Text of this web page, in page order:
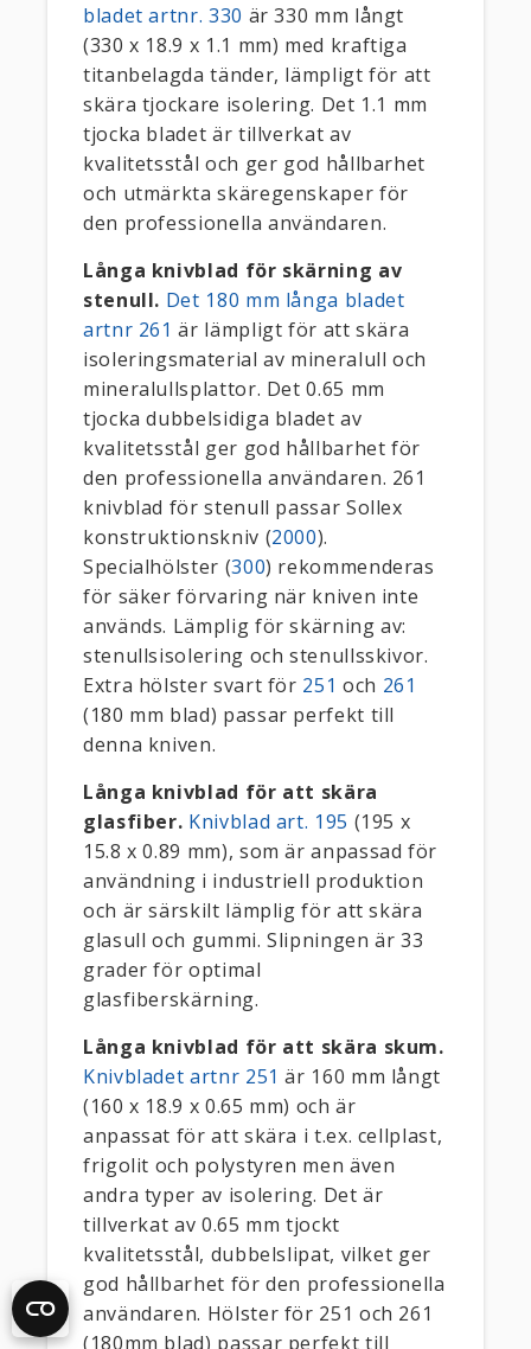
bladet artnr. 330 är 330 mm långt
(330 x 18.9 x 1.1 mm) med kraftiga
titanbelagda tänder, lämpligt för att
skära tjockare isolering. Det 1.1 mm
tjocka bladet är tillverkat av
kvalitetsstål och ger god hållbarhet
och utmärkta skäregenskaper för
den professionella användaren.
Långa knivblad för skärning av
stenull. Det 180 mm långa bladet
artnr 261 är lämpligt för att skära
isoleringsmaterial av mineralull och
mineralullsplattor. Det 0.65 mm
tjocka dubbelsidiga bladet av
kvalitetsstål ger god hållbarhet för
den professionella användaren. 261
knivblad för stenull passar Sollex
konstruktionskniv (2000).
Specialhölster (300) rekommenderas
för säker förvaring när kniven inte
används. Lämplig för skärning av:
stenullsisolering och stenullsskivor.
Extra hölster svart för 251 och 261
(180 mm blad) passar perfekt till
denna kniven.
Långa knivblad för att skära
glasfiber. Knivblad art. 195 (195 x
15.8 x 0.89 mm), som är anpassad för
användning i industriell produktion
och är särskilt lämplig för att skära
glasull och gummi. Slipningen är 33
grader för optimal
glasfiberskärning.
Långa knivblad för att skära skum.
Knivbladet artnr 251 är 160 mm långt
(160 x 18.9 x 0.65 mm) och är
anpassat för att skära i t.ex. cellplast,
frigolit och polystyren men även
andra typer av isolering. Det är
tillverkat av 0.65 mm tjockt
kvalitetsstål, dubbelslipat, vilket ger
god hållbarhet för den professionella
användaren. Hölster för 251 och 261
(180mm blad) passar perfekt till